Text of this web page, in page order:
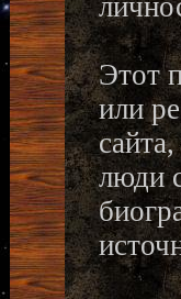
Этот
или
люди